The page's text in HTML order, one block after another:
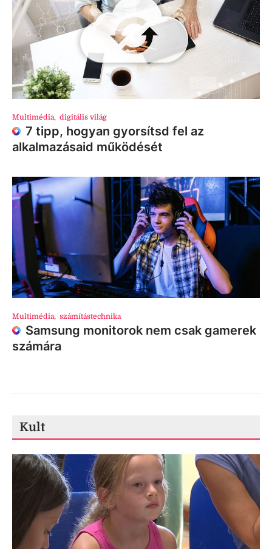
Multimédia, digitális világ
7 tipp, hogyan gyorsítsd fel az
alkalmazásaid működését
Multimédia, számítástechnika
Samsung monitorok nem csak gamerek
számára
Kult